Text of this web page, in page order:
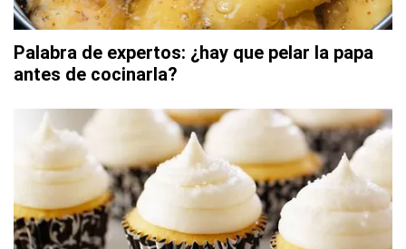
Palabra de expertos: ¿hay que pelar la papa
antes de cocinarla?